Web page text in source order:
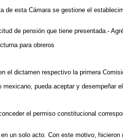
esta Cámara se gestione el
de pensión que tiene presentada.-
para obreros
el dictamen respectivo la primera
pueda aceptar y desempeñar
el permiso constitucional
un solo acto. Con este motivo,